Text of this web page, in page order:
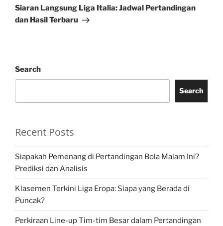
Post
Siaran Langsung Liga Italia: Jadwal Pertandingan
dan Hasil Terbaru
Search
Search
Recent Posts
Siapakah Pemenang di Pertandingan Bola Malam Ini?
Prediksi dan Analisis
Klasemen Terkini Liga Eropa: Siapa yang Berada di
Puncak?
Perkiraan Line-up Tim-tim Besar dalam Pertandingan